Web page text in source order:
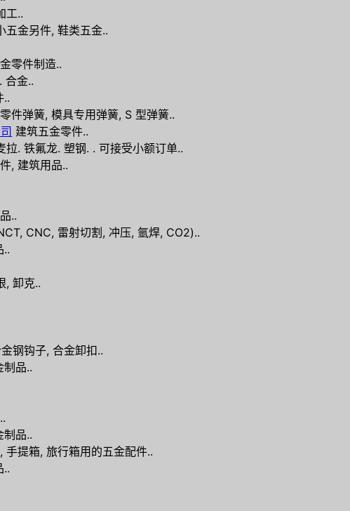
工..
五金另件, 鞋类五金..
零件制造..
合金..
..
件弹簧, 模具专用弹簧, S 型弹簧..
建筑五金零件..
拉. 铁氟龙. 塑钢. . 可接受小额订单..
, 建筑用品..
..
CNC, 雷射切割, 冲压, 氩焊, CO2)..
..
, 卸克..
钢钩子, 合金卸扣..
制品..
制品..
手提箱, 旅行箱用的五金配件..
..